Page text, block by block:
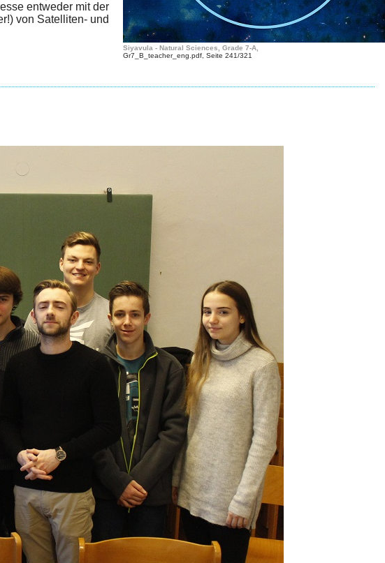
Siyavula - Natural Sciences, Grade 7-A,
Gr7_B_teacher_eng.pdf, Seite 241/321
entweder mit der
von Satelliten- und